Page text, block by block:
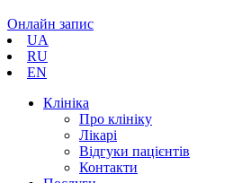
Онлайн запис
UA
RU
EN
Клініка
Про клініку
Лікарі
Відгуки пацієнтів
Контакти